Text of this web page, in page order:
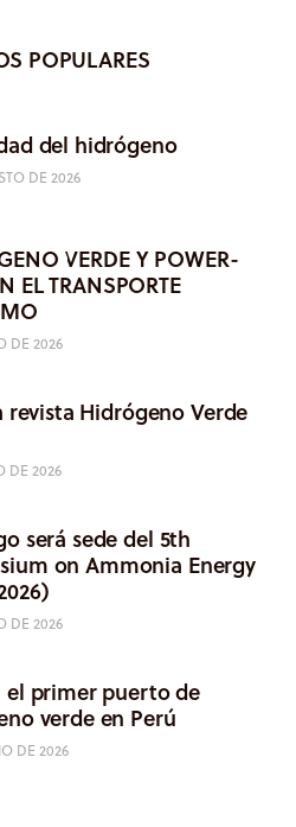
POPULARES
del hidrógeno
DE 2026
VERDE Y POWER-
EL TRANSPORTE
DE 2026
revista Hidrógeno Verde
DE 2026
será sede del 5th
on Ammonia Energy
DE 2026
el primer puerto de
verde en Perú
DE 2026